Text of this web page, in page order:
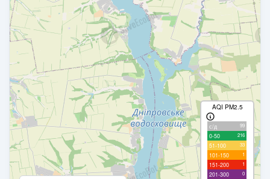
AQI PM2.5
с/д 99
0-50 216
51-100 33
101-150 1
151-200 1
201-300 0